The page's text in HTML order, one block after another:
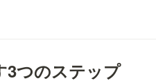
3つのステップ